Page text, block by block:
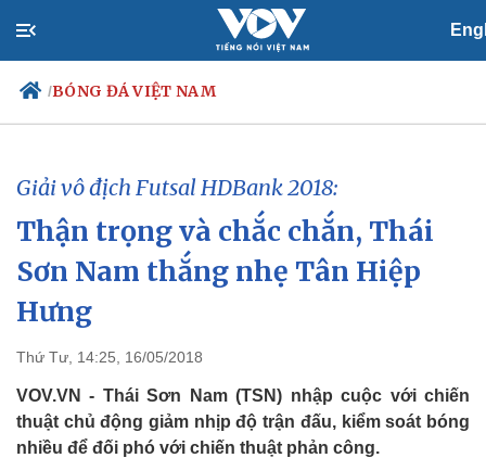
/BÓNG ĐÁ VIỆT NAM
Đảng
Quốc hội
Nhận diện sự thật
Tin 24h
Dự báo thời tiết
Giáo dục
Giải vô địch Futsal HDBank 2018:
Thận trọng và chắc chắn, Thái
Sơn Nam thắng nhẹ Tân Hiệp
Hưng
Thứ Tư, 14:25, 16/05/2018
VOV.VN - Thái Sơn Nam (TSN) nhập cuộc với chiến
thuật chủ động giảm nhịp độ trận đấu, kiểm soát bóng
nhiều để đối phó với chiến thuật phản công.